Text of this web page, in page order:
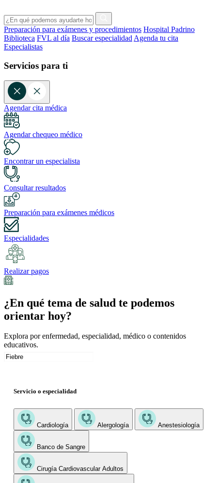
Preparación para exámenes y procedimientos Hospital Padrino
Biblioteca FVL al día Buscar especialidad Agenda tu cita
Especialistas
Servicios para ti
Agendar cita médica
Agendar chequeo médico
Encontrar un especialista
Consultar resultados
Preparación para exámenes médicos
Especialidades
Realizar pagos
¿En qué tema de salud te podemos
orientar hoy?
Explora por enfermedad, especialidad, médico o contenidos
educativos.
Servicio o especialidad
Cardiología Alergología Anestesiología
Banco de Sangre
Cirugía Cardiovascular Adultos